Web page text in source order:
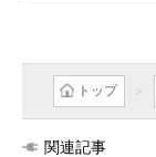
トップ
関連記事